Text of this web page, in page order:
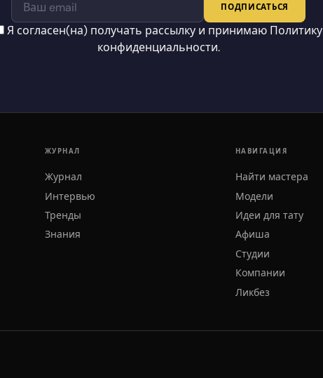
ПОДПИСАТЬСЯ
Я согласен(на) получать рассылку и принимаю Политику
конфиденциальности.
ЖУРНАЛ
Журнал
Интервью
Тренды
Знания
НАВИГАЦИЯ
Найти мастера
Модели
Идеи для тату
Афиша
Студии
Компании
Ликбез